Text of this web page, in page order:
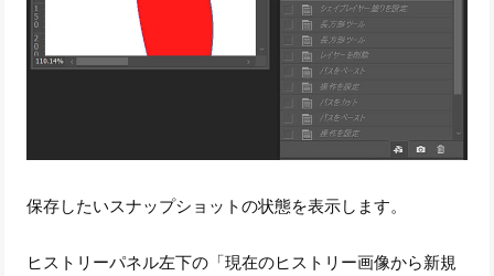
保存したいスナップショットの状態を表示します。
ヒストリーパネル左下の「現在のヒストリー画像から新規